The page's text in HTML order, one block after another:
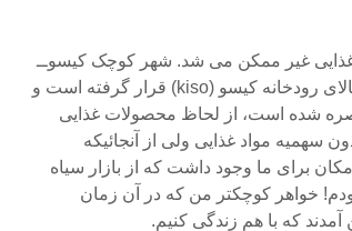
غذایی غیر ممکن می شد. شهر کوچک کیسوــ
فوکوشیما (kiso-Fukushima) در سرپایینی قسمت بالای رودخانه کیسو (kiso) قرار گرفته است و
شده است، از لحاظ محصولات غذایی
سهمیه مواد غذایی ولی از آنجائیکه
برای ما وجود داشت که از بازار سیاه
خواهر کوچکتر من که در آن زمان
که با هم زندگی کنیم.